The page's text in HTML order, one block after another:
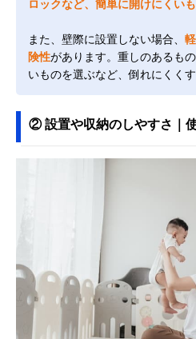
ロックなど、簡単に開けにくい
また、壁際に設置しない場合、
険性があります。重しのあるも
いものを選ぶなど、倒れにくく
② 設置や収納のしやすさ｜